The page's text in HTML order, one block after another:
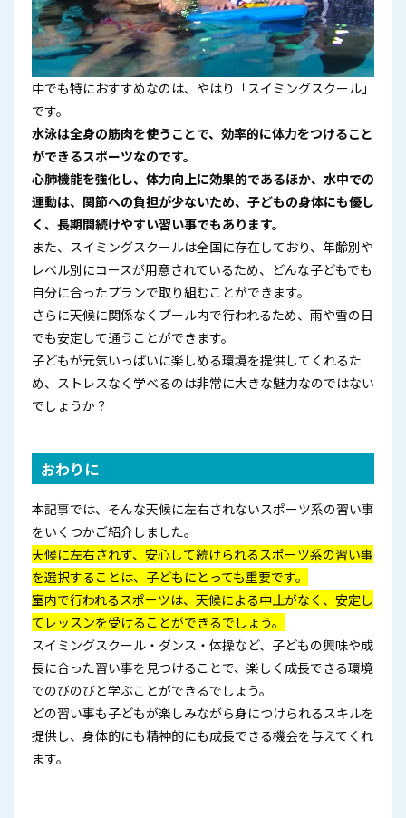
中でも特におすすめなのは、やはり「スイミングスクール」
です。
水泳は全身の筋肉を使うことで、効率的に体力をつけること
ができるスポーツなのです。
心肺機能を強化し、体力向上に効果的であるほか、水中での
運動は、関節への負担が少ないため、子どもの身体にも優し
く、長期間続けやすい習い事でもあります。
また、スイミングスクールは全国に存在しており、年齢別や
レベル別にコースが用意されているため、どんな子どもでも
自分に合ったプランで取り組むことができます。
さらに天候に関係なくプール内で行われるため、雨や雪の日
でも安定して通うことができます。
子どもが元気いっぱいに楽しめる環境を提供してくれるた
め、ストレスなく学べるのは非常に大きな魅力なのではない
でしょうか？
おわりに
本記事では、そんな天候に左右されないスポーツ系の習い事
をいくつかご紹介しました。
天候に左右されず、安心して続けられるスポーツ系の習い事
を選択することは、子どもにとっても重要です。
室内で行われるスポーツは、天候による中止がなく、安定し
てレッスンを受けることができるでしょう。
スイミングスクール・ダンス・体操など、子どもの興味や成
長に合った習い事を見つけることで、楽しく成長できる環境
でのびのびと学ぶことができるでしょう。
どの習い事も子どもが楽しみながら身につけられるスキルを
提供し、身体的にも精神的にも成長できる機会を与えてくれ
ます。